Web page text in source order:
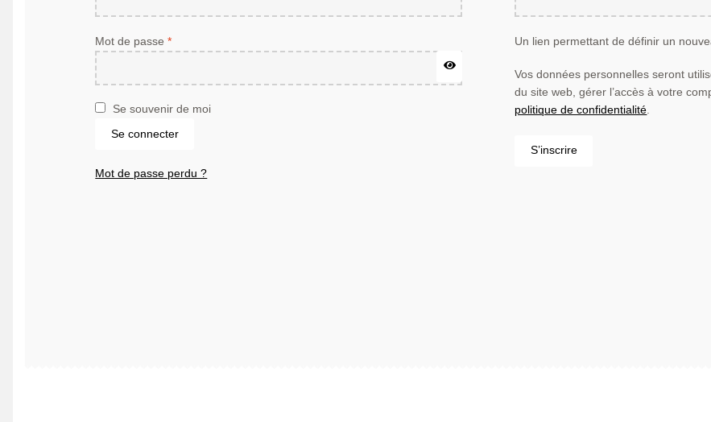
Mot de passe*Obligatoire
Se souvenir de moi
Se connecter
Mot de passe perdu ?
Un lien permettant de définir un
Vos données personnelles seront
du site web, gérer l’accès à votre
politique de confidentialité.
S’inscrire